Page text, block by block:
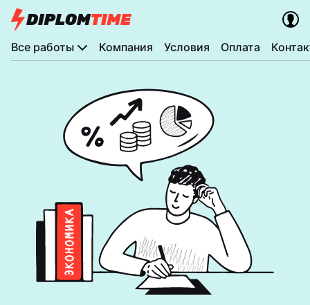
Все работы Компания Условия Оплата